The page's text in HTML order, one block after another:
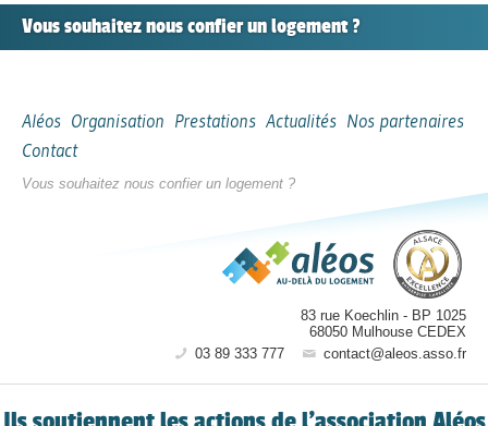
Vous souhaitez nous confierun logement ?
Aléos Organisation Prestations Actualités Nos partenaires
Contact
Vous souhaitez nous confier un logement ?
83 rue Koechlin - BP 1025
68050 Mulhouse CEDEX
03 89 333 777
contact@aleos.asso.fr
Ils soutiennent les actions de l’association Aléos